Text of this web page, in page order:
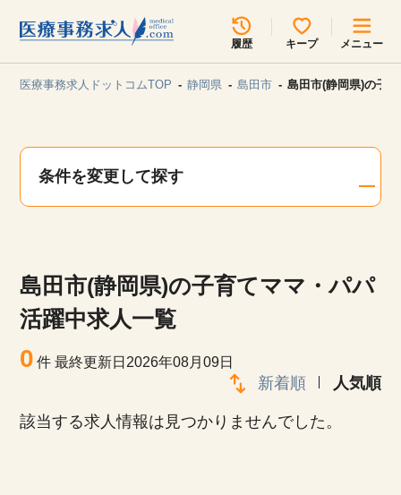
履歴 キープ メニュー
見学会・イベント情報
医療事務求人ドットコムTOP 静岡県 島田市 島田市(静岡県)の子
条件を変更して探す
島田市(静岡県)の子育てママ・パパ
活躍中求人一覧
0 件最終更新日2026年08月09日
新着順 人気順
該当する求人情報は見つかりませんでした。
所在地のエリアを選択してください
各支店担当よりご連絡させていただきます。
関東
甲信越・北陸 中国・四国
九州・沖縄